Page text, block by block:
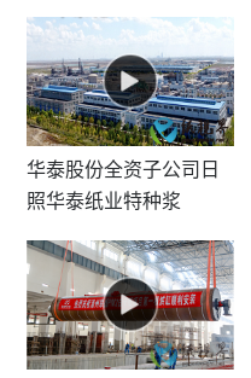
华泰股份全资子公司日
照华泰纸业特种浆